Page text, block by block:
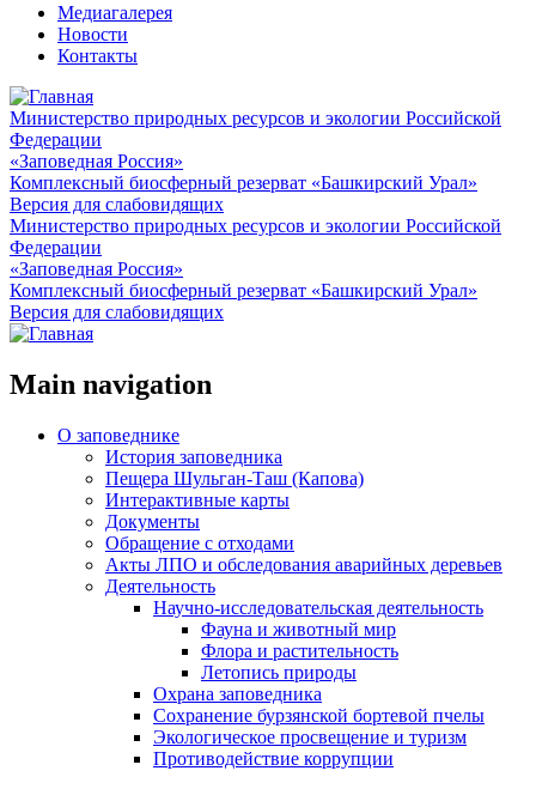
Медиагалерея
Новости
Контакты
Министерство природных ресурсов и экологии Российской
Федерации
«Заповедная Россия»
Комплексный биосферный резерват «Башкирский Урал»
Версия для слабовидящих
Министерство природных ресурсов и экологии Российской
Федерации
«Заповедная Россия»
Комплексный биосферный резерват «Башкирский Урал»
Версия для слабовидящих
Main navigation
О заповеднике
История заповедника
Пещера Шульган-Таш (Капова)
Интерактивные карты
Документы
Обращение с отходами
Акты ЛПО и обследования аварийных деревьев
Деятельность
Научно-исследовательская деятельность
Фауна и животный мир
Флора и растительность
Летопись природы
Охрана заповедника
Сохранение бурзянской бортевой пчелы
Экологическое просвещение и туризм
Противодействие коррупции